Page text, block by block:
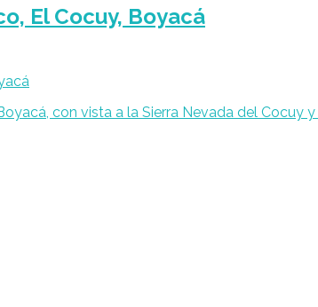
El Cocuy, Boyacá